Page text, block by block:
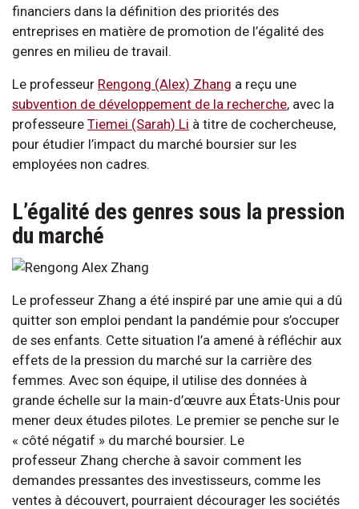
financiers dans la définition des priorités des
entreprises en matière de promotion de l’égalité des
genres en milieu de travail.
Le professeur Rengong (Alex) Zhang a reçu une
subvention de développement de la recherche, avec la
professeure Tiemei (Sarah) Li à titre de cochercheuse,
pour étudier l’impact du marché boursier sur les
employées non cadres.
L’égalité des genres sous la pression
du marché
Le professeur Zhang a été inspiré par une amie qui a dû
quitter son emploi pendant la pandémie pour s’occuper
de ses enfants. Cette situation l’a amené à réfléchir aux
effets de la pression du marché sur la carrière des
femmes. Avec son équipe, il utilise des données à
grande échelle sur la main-d’œuvre aux États-Unis pour
mener deux études pilotes. Le premier se penche sur le
« côté négatif » du marché boursier. Le
professeur Zhang cherche à savoir comment les
demandes pressantes des investisseurs, comme les
ventes à découvert, pourraient décourager les sociétés